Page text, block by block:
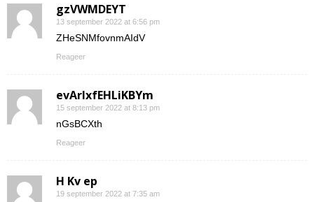
gzVWMDEYT
13 september 2022 at 6:56 pm
ZHeSNMfovnmAIdV
Reageer
evArIxfEHLiKBYm
15 september 2022 at 8:13 pm
nGsBCXth
Reageer
H Kv ep
19 september 2022 at 7:35 am